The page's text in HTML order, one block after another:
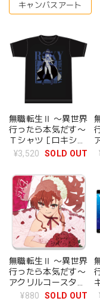
キャンバスアート
無職転生Ⅱ 〜異世界
行ったら本気だす〜
Ｔシャツ［ロキシ
ー・ミグルディア］
M/L/XLサイズ
¥3,520 SOLD OUT
無職転生Ⅱ 〜異世界
行ったら本気だす〜
アクリルコースター
Ｃ［エリス・ボレア
¥880 SOLD OUT